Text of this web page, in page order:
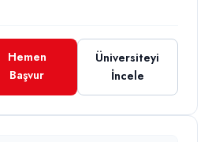
Hemen
Başvur
Üniversiteyi
İncele